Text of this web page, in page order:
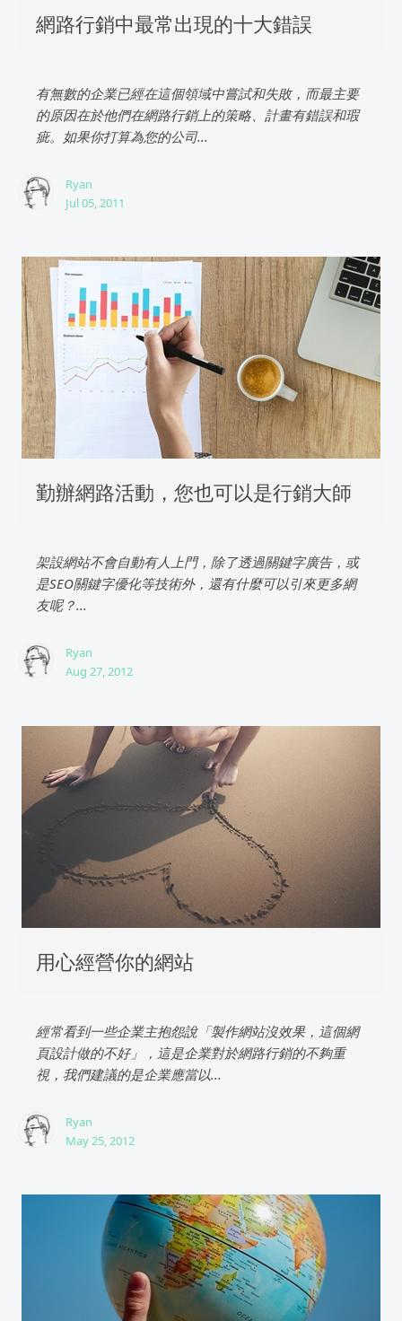
網路行銷中最常出現的十大錯誤
有無數的企業已經在這個領域中嘗試和失敗，而最主要
的原因在於他們在網路行銷上的策略、計畫有錯誤和瑕
疵。如果你打算為您的公司...
Ryan
Jul 05, 2011
勤辦網路活動，您也可以是行銷大師
架設網站不會自動有人上門，除了透過關鍵字廣告，或
是SEO關鍵字優化等技術外，還有什麼可以引來更多網
友呢？...
Ryan
Aug 27, 2012
用心經營你的網站
經常看到一些企業主抱怨說「製作網站沒效果，這個網
頁設計做的不好」，這是企業對於網路行銷的不夠重
視，我們建議的是企業應當以...
Ryan
May 25, 2012